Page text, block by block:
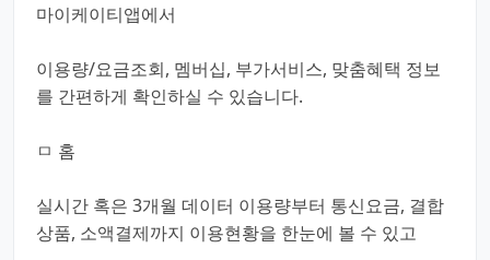
마이케이티앱에서
이용량/요금조회, 멤버십, 부가서비스, 맞춤혜택 정보
를 간편하게 확인하실 수 있습니다.
ㅁ 홈
실시간 혹은 3개월 데이터 이용량부터 통신요금, 결합
상품, 소액결제까지 이용현황을 한눈에 볼 수 있고